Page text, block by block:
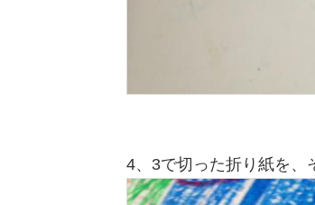
4、3で切った折り紙を、